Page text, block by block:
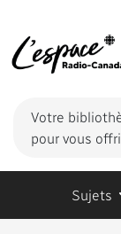
Votre
pour vous
Sujets